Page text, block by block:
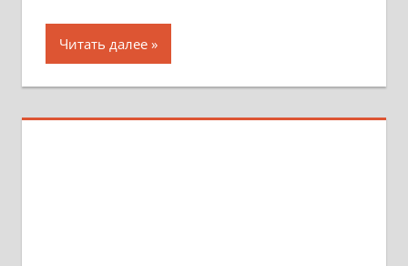
Читать далее